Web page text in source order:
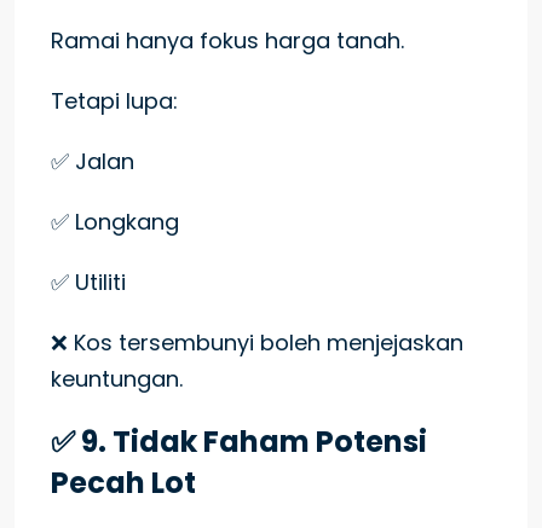
Ramai hanya fokus harga tanah.
Tetapi lupa:
✅ Jalan
✅ Longkang
✅ Utiliti
❌ Kos tersembunyi boleh menjejaskan
keuntungan.
✅ 9. Tidak Faham Potensi
Pecah Lot